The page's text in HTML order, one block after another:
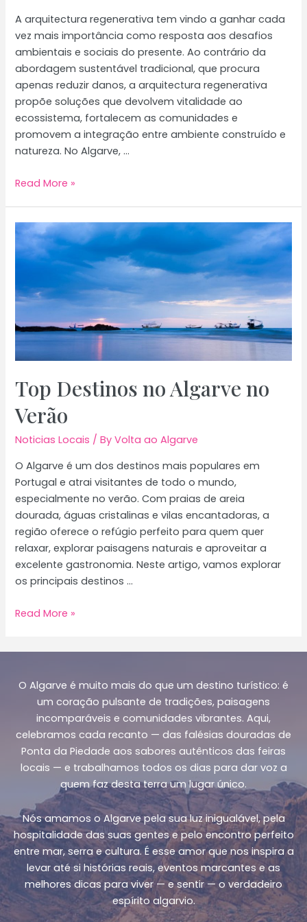
A arquitectura regenerativa tem vindo a ganhar cada
vez mais importância como resposta aos desafios
ambientais e sociais do presente. Ao contrário da
abordagem sustentável tradicional, que procura
apenas reduzir danos, a arquitectura regenerativa
propõe soluções que devolvem vitalidade ao
ecossistema, fortalecem as comunidades e
promovem a integração entre ambiente construído e
natureza. No Algarve, …
Arquitectura
Algarve:
conceitos,
práticas
projectos
referência
Read More »
Top Destinos no Algarve no
Verão
Noticias Locais / ByVolta ao Algarve
O Algarve é um dos destinos mais populares em
Portugal e atrai visitantes de todo o mundo,
especialmente no verão. Com praias de areia
dourada, águas cristalinas e vilas encantadoras, a
região oferece o refúgio perfeito para quem quer
relaxar, explorar paisagens naturais e aproveitar a
excelente gastronomia. Neste artigo, vamos explorar
os principais destinos …
Top
no
Verão
Read More »
O Algarve é muito mais do que um destino turístico: é
um coração pulsante de tradições, paisagens
incomparáveis e comunidades vibrantes. Aqui,
celebramos cada recanto — das falésias douradas de
Ponta da Piedade aos sabores autênticos das feiras
locais — e trabalhamos todos os dias para dar voz a
quem faz desta terra um lugar único.
Nós amamos o Algarve pela sua luz inigualável, pela
hospitalidade das suas gentes e pelo encontro perfeito
entre mar, serra e cultura. É esse amor que nos inspira a
levar até si histórias reais, eventos marcantes e as
melhores dicas para viver — e sentir — o verdadeiro
espírito algarvio.